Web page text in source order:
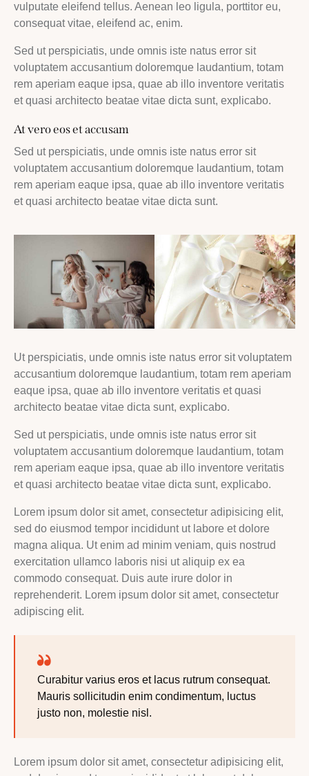
vulputate eleifend tellus. Aenean leo ligula, porttitor eu,
consequat vitae, eleifend ac, enim.
Sed ut perspiciatis, unde omnis iste natus error sit
voluptatem accusantium doloremque laudantium, totam
rem aperiam eaque ipsa, quae ab illo inventore veritatis
et quasi architecto beatae vitae dicta sunt, explicabo.
At vero eos et accusam
Sed ut perspiciatis, unde omnis iste natus error sit
voluptatem accusantium doloremque laudantium, totam
rem aperiam eaque ipsa, quae ab illo inventore veritatis
et quasi architecto beatae vitae dicta sunt.
Ut perspiciatis, unde omnis iste natus error sit voluptatem
accusantium doloremque laudantium, totam rem aperiam
eaque ipsa, quae ab illo inventore veritatis et quasi
architecto beatae vitae dicta sunt, explicabo.
Sed ut perspiciatis, unde omnis iste natus error sit
voluptatem accusantium doloremque laudantium, totam
rem aperiam eaque ipsa, quae ab illo inventore veritatis
et quasi architecto beatae vitae dicta sunt, explicabo.
Lorem ipsum dolor sit amet, consectetur adipisicing elit,
sed do eiusmod tempor incididunt ut labore et dolore
magna aliqua. Ut enim ad minim veniam, quis nostrud
exercitation ullamco laboris nisi ut aliquip ex ea
commodo consequat. Duis aute irure dolor in
reprehenderit. Lorem ipsum dolor sit amet, consectetur
adipiscing elit.
Curabitur varius eros et lacus rutrum consequat.
Mauris sollicitudin enim condimentum, luctus
justo non, molestie nisl.
Lorem ipsum dolor sit amet, consectetur adipisicing elit,